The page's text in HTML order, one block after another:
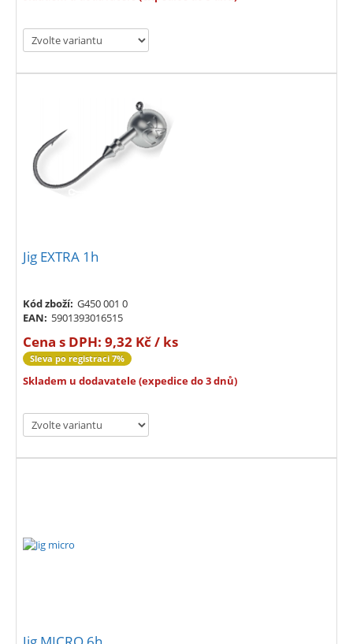
Jig EXTRA 1h
Kód zboží: G450 001 0
EAN: 5901393016515
Cena s DPH: 9,32 Kč / ks
Sleva po registraci 7%
Skladem u dodavatele (expedice do 3 dnů)